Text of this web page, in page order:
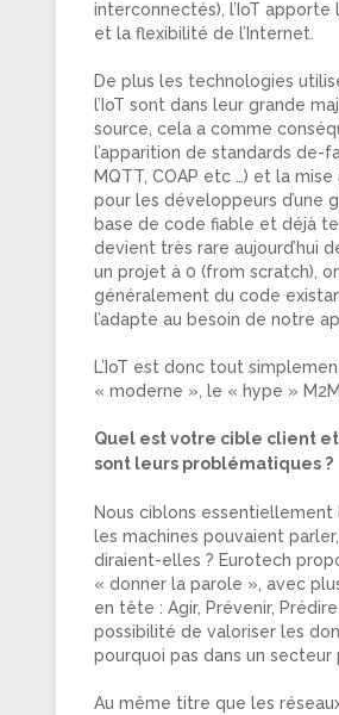
interconnectés), l’IoT apporte
et la flexibilité de l’Internet.
De plus les technologies
l’IoT sont dans leur grande
source, cela a comme
l’apparition de standards de-
MQTT, COAP etc …) et la
pour les développeurs d’une
base de code fiable et déjà
devient très rare aujourd’hui
un projet à 0 (from scratch),
généralement du code
l’adapte au besoin de notre
L’IoT est donc tout
« moderne », le « hype »
Quel est votre cible client
sont leurs problématiques ?
Nous ciblons essentiellement
les machines pouvaient
diraient-elles ? Eurotech
« donner la parole », avec
en tête : Agir, Prévenir,
possibilité de valoriser les
pourquoi pas dans un secteur
Au même titre que les